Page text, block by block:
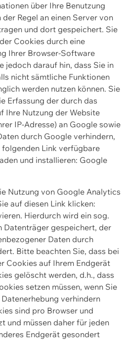
über Ihre Benutzung
Regel an einen Server von
und dort gespeichert. Sie
Cookies durch eine
Ihrer Browser-Software
jedoch darauf hin, dass Sie in
nicht sämtliche Funktionen
werden nutzen können. Sie
Erfassung der durch das
Ihre Nutzung der Website
IP-Adresse) an Google sowie
durch Google verhindern,
Link verfügbare
und installieren: Google
Nutzung von Google Analytics
auf diesen Link klicken:
Hierdurch wird ein sog.
Datenträger gespeichert, der
Daten durch
Bitte beachten Sie, dass bei
Cookies auf Ihrem Endgerät
gelöscht werden, d.h., dass
setzen müssen, wenn Sie
verhindern
sind pro Browser und
und müssen daher für jeden
Endgerät gesondert